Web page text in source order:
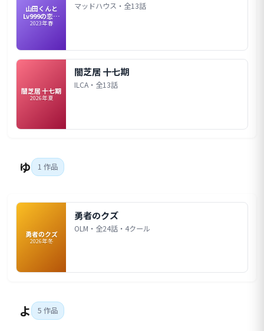
山田くんと
Lv999の恋を
する
2023年春
マッドハウス・全13話
闇芝居 十七期
2026年夏
闇芝居 十七期
ILCA・全13話
ゆ 1 作品
勇者のクズ
2026年冬
勇者のクズ
OLM・全24話・4クール
よ 5 作品